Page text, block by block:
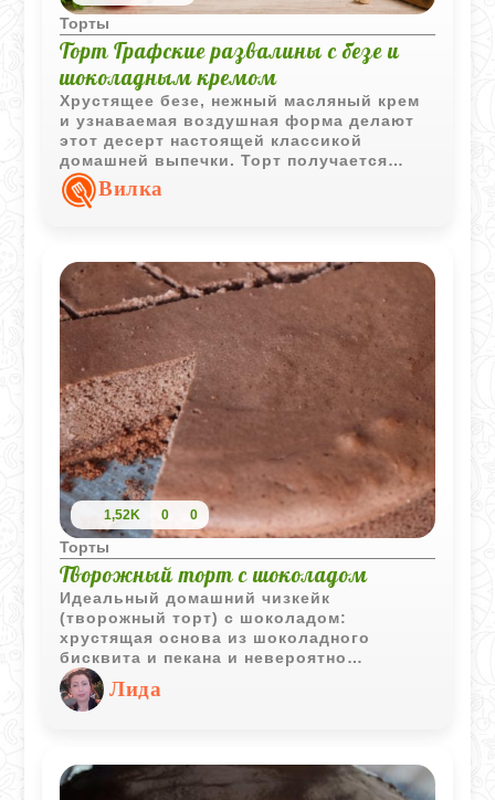
Торты
Торт Графские развалины с безе и
шоколадным кремом
Хрустящее безе, нежный масляный крем
и узнаваемая воздушная форма делают
этот десерт настоящей классикой
домашней выпечки. Торт получается
легким, сладким и очень эффектным на
праздничном столе.
Вилка
1,52K 0 0
Торты
Творожный торт с шоколадом
Идеальный домашний чизкейк
(творожный торт) с шоколадом:
хрустящая основа из шоколадного
бисквита и пекана и невероятно
воздушная начинка с маскарпоне,
сметаной и топленым шоколадом. Он
удивительно прост в приготовлении, но
Лида